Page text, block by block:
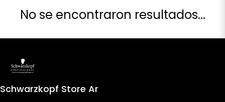
No se encontraron resultados...
Schwarzkopf Store Ar